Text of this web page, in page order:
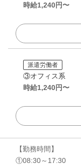
時給1,240円〜
派遣労働者
③オフィス系
時給1,240円〜
【勤務時間】
①08:30～17:30